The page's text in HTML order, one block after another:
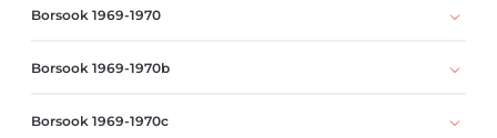
Borsook 1969-1970
Borsook 1969-1970b
Borsook 1969-1970c